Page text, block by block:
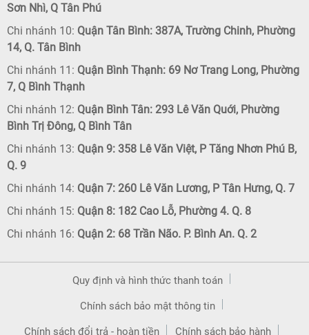
Sơn Nhì, Q Tân Phú
Chi nhánh 10: Quận Tân Bình: 387A, Trường Chinh, Phường
14, Q. Tân Bình
Chi nhánh 11: Quận Bình Thạnh: 69 Nơ Trang Long, Phường
7, Q Bình Thạnh
Chi nhánh 12: Quận Bình Tân: 293 Lê Văn Quới, Phường
Bình Trị Đông, Q Bình Tân
Chi nhánh 13: Quận 9: 358 Lê Văn Việt, P Tăng Nhơn Phú B,
Q. 9
Chi nhánh 14: Quận 7: 260 Lê Văn Lương, P Tân Hưng, Q. 7
Chi nhánh 15: Quận 8: 182 Cao Lỗ, Phường 4. Q. 8
Chi nhánh 16: Quận 2: 68 Trần Não. P. Bình An. Q. 2
Quy định và hình thức thanh toán
Chính sách bảo mật thông tin
Chính sách đổi trả - hoàn tiền Chính sách bảo hành